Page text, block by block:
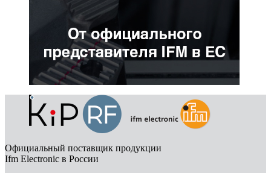
Официальный поставщик продукции
Ifm Electronic в России